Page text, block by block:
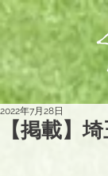
【掲載】
2022年7月28日